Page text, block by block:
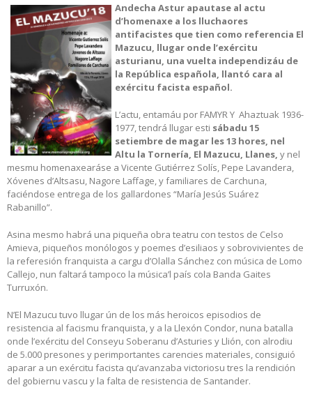
Andecha Astur apautase al actu
d’homenaxe a los lluchaores
antifacistes que tien como referencia El
Mazucu, llugar onde l’exércitu
asturianu, una vuelta independizáu de
la República española, llantó cara al
exércitu facista español.
L’actu, entamáu por FAMYR Y Ahaztuak 1936-
1977, tendrá llugar esti sábadu 15
setiembre de magar les 13 hores, nel
Altu la Tornería, El Mazucu, Llanes, y nel
mesmu homenaxearáse a Vicente Gutiérrez Solís, Pepe Lavandera,
Xóvenes d’Altsasu, Nagore Laffage, y familiares de Carchuna,
faciéndose entrega de los gallardones “María Jesús Suárez
Rabanillo”.
Asina mesmo habrá una piqueña obra teatru con testos de Celso
Amieva, piqueños monólogos y poemes d’esiliaos y sobrovivientes de
la referesión franquista a cargu d’Olalla Sánchez con música de Lomo
Callejo, nun faltará tampoco la música’l país cola Banda Gaites
Turruxón.
N’El Mazucu tuvo llugar ún de los más heroicos episodios de
resistencia al facismu franquista, y a la Llexón Condor, nuna batalla
onde l’exércitu del Conseyu Soberanu d’Asturies y Llión, con alrodiu
de 5.000 presones y perimportantes carencies materiales, consiguió
aparar a un exércitu facista qu’avanzaba victoriosu tres la rendición
del gobiernu vascu y la falta de resistencia de Santander.